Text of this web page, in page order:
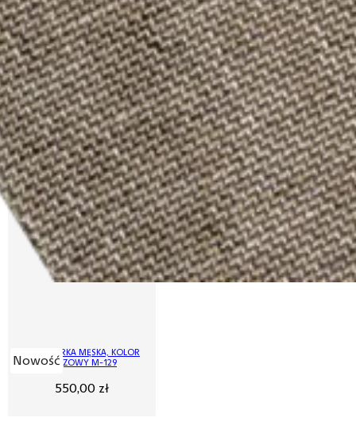
Nowość
MARYNARKA MĘSKA, KOLOR
BRĄZOWY M-129
550,00 zł